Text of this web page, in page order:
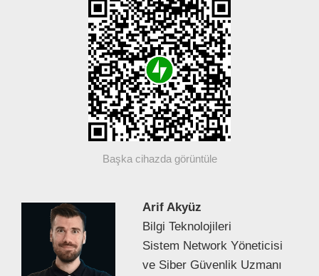
Başka cihazda görüntüle
Arif Akyüz
Bilgi Teknolojileri
Sistem Network Yöneticisi
ve Siber Güvenlik Uzmanı